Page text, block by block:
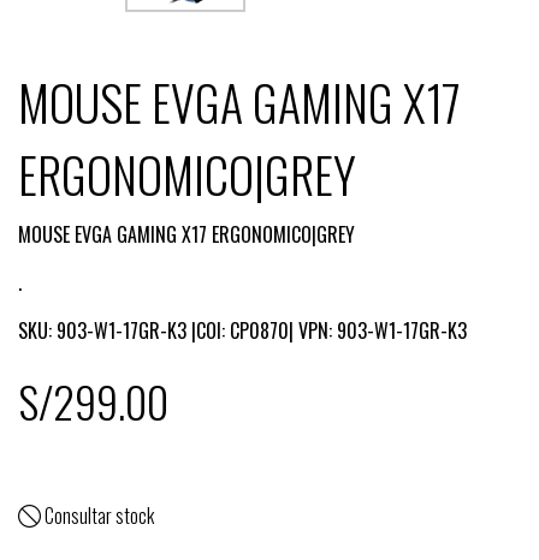
MOUSE EVGA GAMING X17
ERGONOMICO|GREY
MOUSE EVGA GAMING X17 ERGONOMICO|GREY
.
SKU: 903-W1-17GR-K3 |COI: CP0870| VPN: 903-W1-17GR-K3
S/299.00
Consultar stock